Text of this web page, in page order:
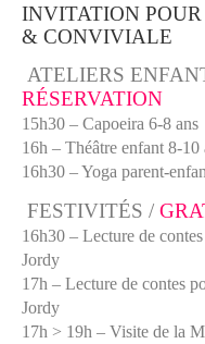
INVITATION
& CONVIVIALE
ATELIERS
RÉSERVATION
15h30 – Capoeira 6-8 ans
16h – Théâtre enfant 8-10
16h30 –Yoga parent-
FESTIVITÉS /
16h30 – Lecture de
Jordy
17h – Lecture de contes
Jordy
17h > 19h – Visite de la